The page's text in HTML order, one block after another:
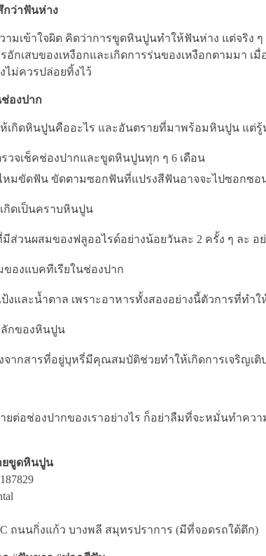
กว่าฟันห่าง
วามเข้าใจผิด คิดว่าการขูดหินปูนทำให้ฟันห่าง แต่จริ
อักเสบของเหงือกและเกิดการร่นของเหงือกตามมา
ไม่ควรปล่อยทิ้งไว้
องปาก
ห้เกิดหินปูนคืออะไร และอันตรายที่มาพร้อมหินปูน แ
วจเช็คช่องปากและขูดหินปูนทุก ๆ 6 เดือน
มขัดฟัน ขัดตามซอกฟันที่แปรงสีฟันอาจจะไปซอกซอ
กิดเป็นคราบหินปูน
ส่วนผสมของฟลูออไรด์อย่างน้อยวันละ 2 ครั้ง ๆ ละ อย่
องแบคทีเรียในช่องปาก
งและน้ำตาล เพราะอาหารทั้งสองอย่างนี้ตัวการที่ทำใ
ลักของหินปูน
จากสารที่อยู่บุหรี่มีคุณสมบัติช่วยทำให้เกิดการเจริญเติ
ยต่อช่องปากของเราอย่างไร ก็อย่าลืมที่จะหมั่นทำค
ยขูดหินปูน
ถนนกิ่งแก้ว บางพลี สมุทรปราการ (มีที่จอดรถใต้ตึก)